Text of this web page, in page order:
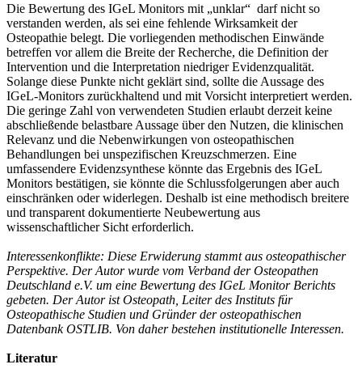
Die Bewertung des IGeL Monitors mit „unklar“ darf nicht so
verstanden werden, als sei eine fehlende Wirksamkeit der
Osteopathie belegt. Die vorliegenden methodischen Einwände
betreffen vor allem die Breite der Recherche, die Definition der
Intervention und die Interpretation niedriger Evidenzqualität.
Solange diese Punkte nicht geklärt sind, sollte die Aussage des
IGeL-Monitors zurückhaltend und mit Vorsicht interpretiert werden.
Die geringe Zahl von verwendeten Studien erlaubt derzeit keine
abschließende belastbare Aussage über den Nutzen, die klinischen
Relevanz und die Nebenwirkungen von osteopathischen
Behandlungen bei unspezifischen Kreuzschmerzen. Eine
umfassendere Evidenzsynthese könnte das Ergebnis des IGeL
Monitors bestätigen, sie könnte die Schlussfolgerungen aber auch
einschränken oder widerlegen. Deshalb ist eine methodisch breitere
und transparent dokumentierte Neubewertung aus
wissenschaftlicher Sicht erforderlich.
Interessenkonflikte: Diese Erwiderung stammt aus osteopathischer
Perspektive. Der Autor wurde vom Verband der Osteopathen
Deutschland e.V. um eine Bewertung des IGeL Monitor Berichts
gebeten. Der Autor ist Osteopath, Leiter des Instituts für
Osteopathische Studien und Gründer der osteopathischen
Datenbank OSTLIB. Von daher bestehen institutionelle Interessen.
Literatur